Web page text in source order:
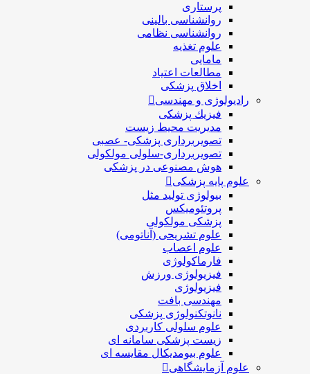
پرستاری
روانشناسی بالینی
روانشناسی نظامی
علوم تغذیه
مامایی
مطالعات اعتیاد
اخلاق پزشکی
رادیولوژی و مهندسی
فيزيك پزشکی
مدیریت محیط زیست
تصویربرداری پزشکی- عصبی
تصویربرداری-سلولی مولکولی
هوش مصنوعی در پزشکی
علوم پایه پزشکی
بیولوژی تولید مثل
پروتئومیکس
پزشکی مولکولی
علوم تشریحی (آناتومی)
علوم اعصاب
فارماکولوژی
فیزیولوژی ورزش
فیزیولوژی
مهندسی بافت
نانوتکنولوژی پزشکی
علوم سلولی کاربردی
زیست پزشکی سامانه ای
علوم بیومدیکال مقایسه ای
علوم آزمایشگاهی